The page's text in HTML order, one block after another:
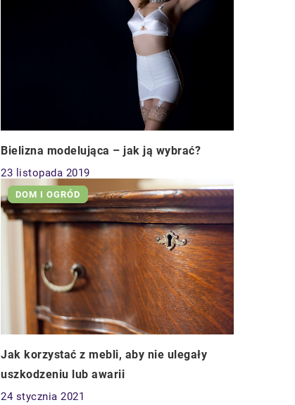
Bielizna modelująca – jak ją wybrać?
23 listopada 2019
DOM I OGRÓD
Jak korzystać z mebli, aby nie ulegały
uszkodzeniu lub awarii
24 stycznia 2021